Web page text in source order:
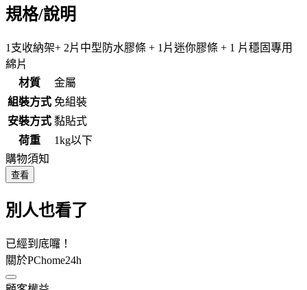
規格/說明
1支收納架+ 2片中型防水膠條 + 1片迷你膠條 + 1 片穩固專用
綿片
材質
金屬
組裝方式 免組裝
安裝方式 黏貼式
荷重
1kg以下
購物須知
查看
別人也看了
已經到底囉！
關於PChome24h